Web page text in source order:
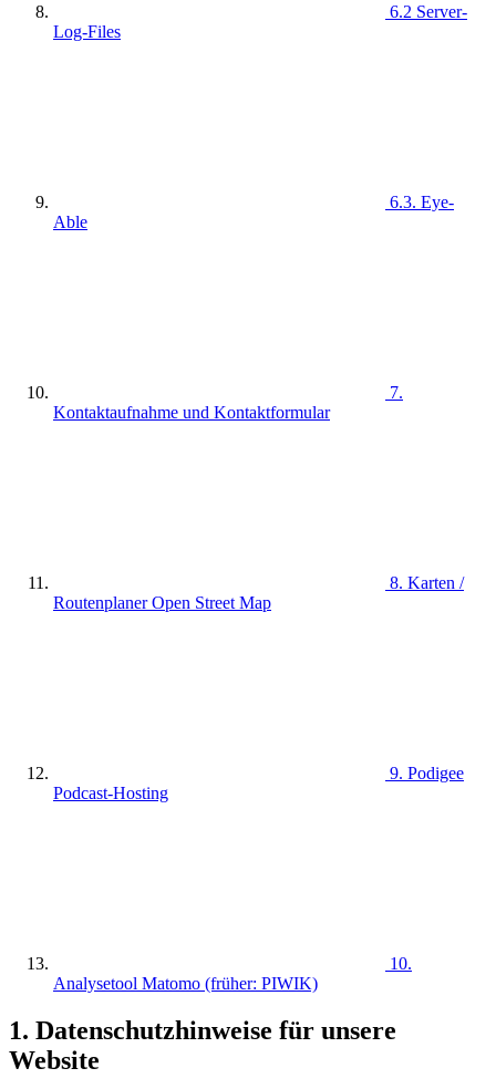
6.2 Server-
Log-Files
6.3. Eye-
Able
7.
Kontaktaufnahme und Kontaktformular
8. Karten /
Routenplaner Open Street Map
9. Podigee
Podcast-Hosting
10.
Analysetool Matomo (früher: PIWIK)
1. Datenschutzhinweise für unsere
Website